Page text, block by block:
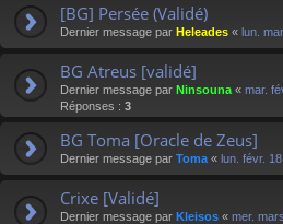
[BG] Persée (Validé)
Dernier message par Heleades « lun.
BG Atreus [validé]
Dernier message par Ninsouna « mar.
Réponses : 3
BG Toma [Oracle de Zeus]
Dernier message par Toma « lun. févr.
Crixe [Validé]
Dernier message par Kleisos « mer.